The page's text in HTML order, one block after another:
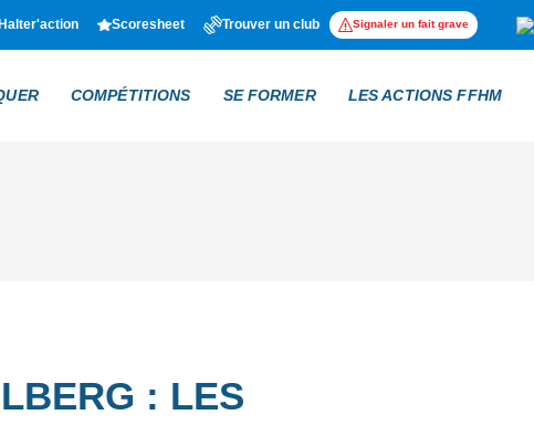
Halter'action Scoresheet Trouver un club Signaler un fait grave
COMPÉTITIONS SE FORMER LES ACTIONS FFHM
: LES